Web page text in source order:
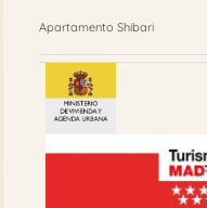
Apartamento Shibari